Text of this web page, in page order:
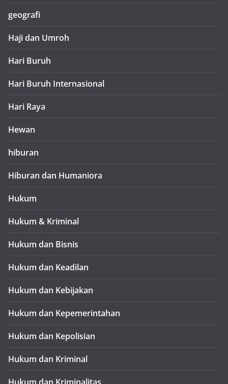
geografi
Haji dan Umroh
Hari Buruh
Hari Buruh Internasional
Hari Raya
Hewan
hiburan
Hiburan dan Humaniora
Hukum
Hukum & Kriminal
Hukum dan Bisnis
Hukum dan Keadilan
Hukum dan Kebijakan
Hukum dan Kepemerintahan
Hukum dan Kepolisian
Hukum dan Kriminal